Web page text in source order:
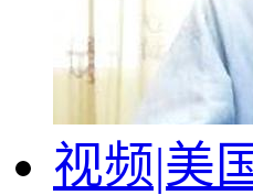
视频|美